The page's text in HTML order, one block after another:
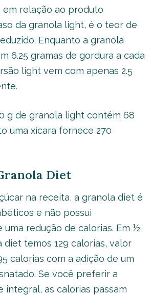
relação ao produto
da granola light, é o teor de
Enquanto a granola
6.25 gramas de gordura a cada
light vem com apenas 2.5
g de granola light contém 68
uma xícara fornece 270
Diet
na receita, a granola diet é
e não possui
uma redução de calorias. Em ½
diet temos 129 calorias, valor
calorias com a adição de um
Se você preferir a
integral, as calorias passam